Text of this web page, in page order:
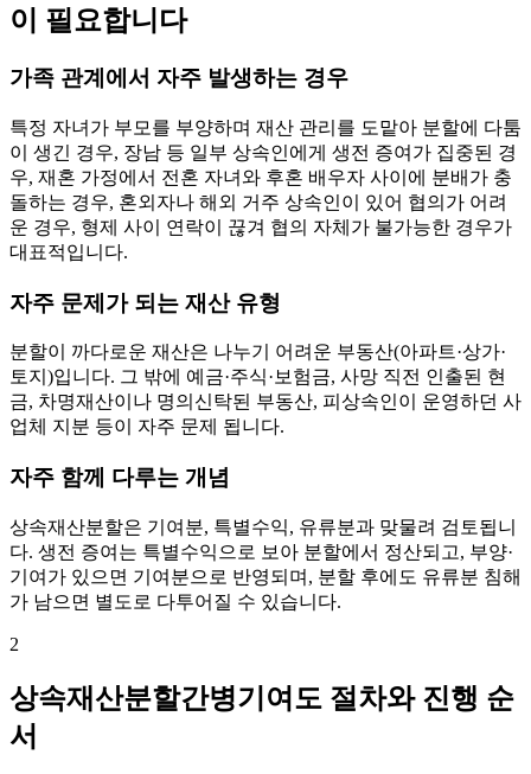
이 필요합니다
가족 관계에서 자주 발생하는 경우
특정 자녀가 부모를 부양하며 재산 관리를 도맡아 분할에 다툼
이 생긴 경우, 장남 등 일부 상속인에게 생전 증여가 집중된 경
우, 재혼 가정에서 전혼 자녀와 후혼 배우자 사이에 분배가 충
돌하는 경우, 혼외자나 해외 거주 상속인이 있어 협의가 어려
운 경우, 형제 사이 연락이 끊겨 협의 자체가 불가능한 경우가
대표적입니다.
자주 문제가 되는 재산 유형
분할이 까다로운 재산은 나누기 어려운 부동산(아파트·상가·
토지)입니다. 그 밖에 예금·주식·보험금, 사망 직전 인출된 현
금, 차명재산이나 명의신탁된 부동산, 피상속인이 운영하던 사
업체 지분 등이 자주 문제 됩니다.
자주 함께 다루는 개념
상속재산분할은 기여분, 특별수익, 유류분과 맞물려 검토됩니
다. 생전 증여는 특별수익으로 보아 분할에서 정산되고, 부양·
기여가 있으면 기여분으로 반영되며, 분할 후에도 유류분 침해
가 남으면 별도로 다투어질 수 있습니다.
2
상속재산분할간병기여도 절차와 진행 순
서